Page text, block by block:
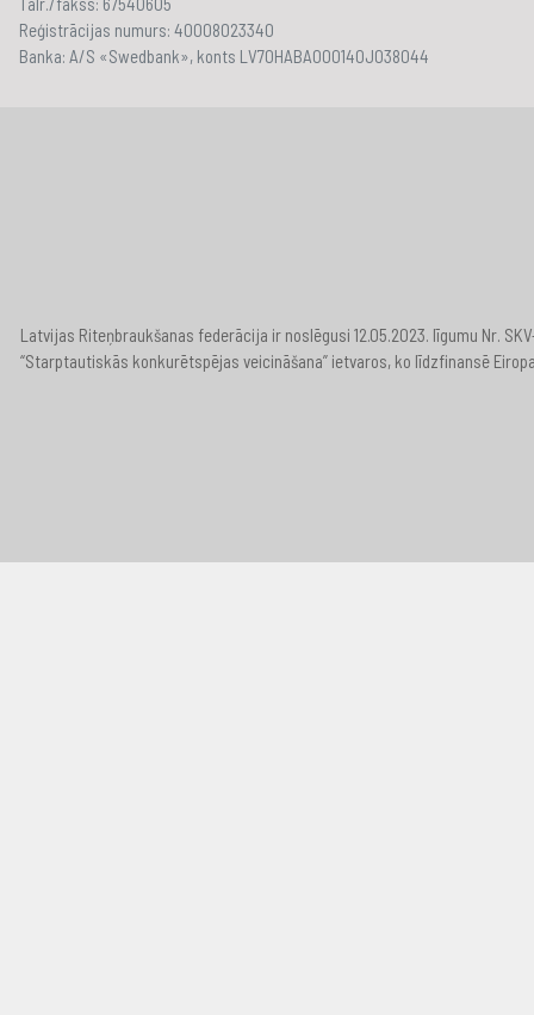
Reģistrācijas numurs: 40008023340
Banka: A/S «Swedbank», konts LV70HABA000140J038044
Latvijas Riteņbraukšanas federācija ir noslēgusi 12.05.2023. līgumu Nr.
“Starptautiskās konkurētspējas veicināšana” ietvaros, ko līdzfinansē